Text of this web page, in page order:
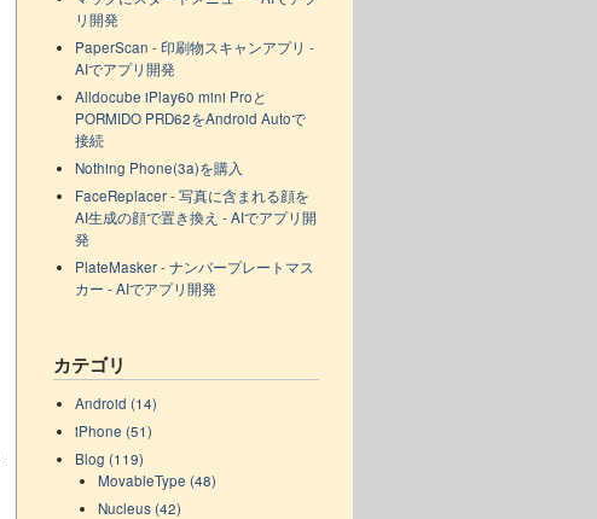
リ開発
PaperScan - 印刷物スキャンアプリ -
AIでアプリ開発
Alldocube iPlay60 mini Proと
PORMIDO PRD62をAndroid Autoで
接続
Nothing Phone(3a)を購入
FaceReplacer - 写真に含まれる顔を
AI生成の顔で置き換え - AIでアプリ開
発
PlateMasker - ナンバープレートマス
カー - AIでアプリ開発
カテゴリ
Android (14)
iPhone (51)
Blog (119)
MovableType (48)
Nucleus (42)